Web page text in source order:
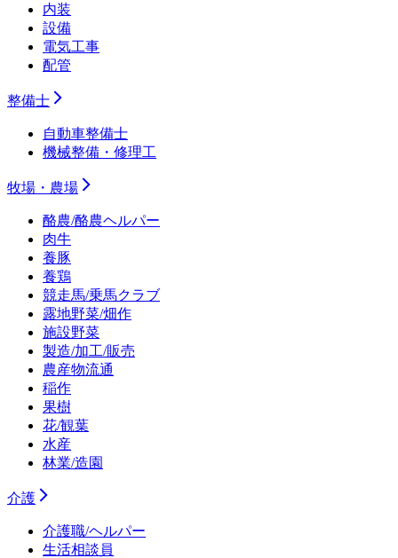
内装
設備
電気工事
配管
整備士
自動車整備士
機械整備・修理工
牧場・農場
酪農/酪農ヘルパー
肉牛
養豚
養鶏
競走馬/乗馬クラブ
露地野菜/畑作
施設野菜
製造/加工/販売
農産物流通
稲作
果樹
花/観葉
水産
林業/造園
介護
介護職/ヘルパー
生活相談員